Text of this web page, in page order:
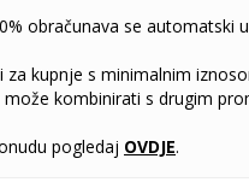
obračunava se automatski
za kupnje s minimalnim
može kombinirati s drugim
pogledaj OVDJE.